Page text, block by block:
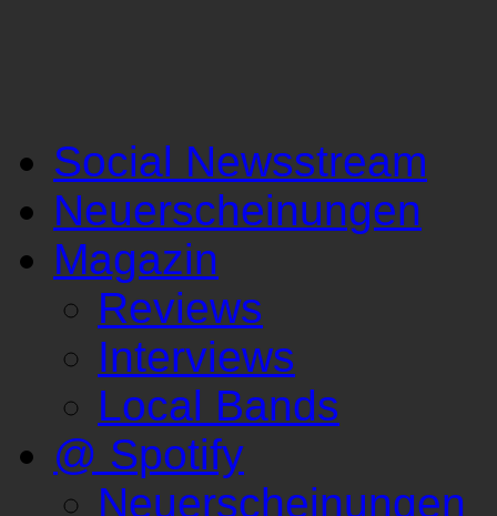
Social Newsstream
Neuerscheinungen
Magazin
Reviews
Interviews
Local Bands
@ Spotify
Neuerscheinungen